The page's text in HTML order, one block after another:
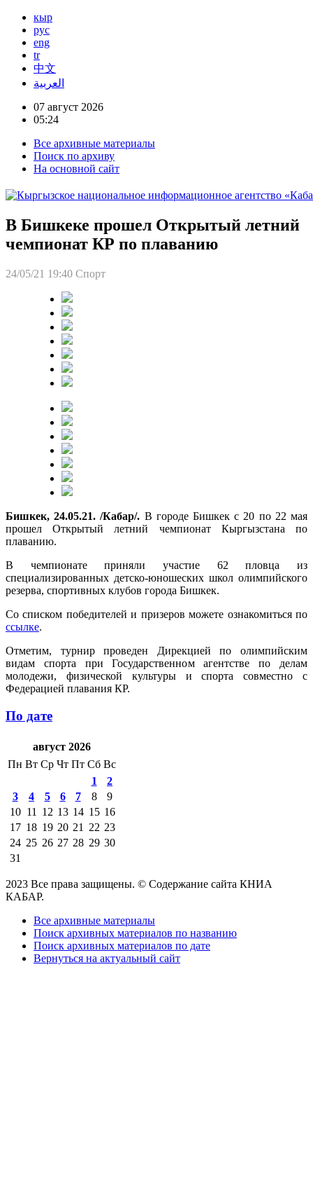
кыр
рус
eng
tr
中文
العربية
07 август 2026
05:24
Все архивные материалы
Поиск по архиву
На основной сайт
В Бишкеке прошел Открытый летний
чемпионат КР по плаванию
24/05/21 19:40 Спорт
Бишкек, 24.05.21. /Кабар/. В городе Бишкек с 20 по 22 мая
прошел Открытый летний чемпионат Кыргызстана по
плаванию.
В чемпионате приняли участие 62 пловца из
специализированных детско-юношеских школ олимпийского
резерва, спортивных клубов города Бишкек.
Со списком победителей и призеров можете ознакомиться по
ссылке.
Отметим, турнир проведен Дирекцией по олимпийским
видам спорта при Государственном агентстве по делам
молодежи, физической культуры и спорта совместно с
Федерацией плавания КР.
По дате
август 2026
Пн Вт Ср Чт Пт Сб Вс
1
2
3
4 5 6 7 8
9
10 11 12 13 14 15 16
17 18 19 20 21 22 23
24 25 26 27 28 29 30
31
2023 Все права защищены. © Содержание сайта КНИА
КАБАР.
Все архивные материалы
Поиск архивных материалов по названию
Поиск архивных материалов по дате
Вернуться на актуальный сайт